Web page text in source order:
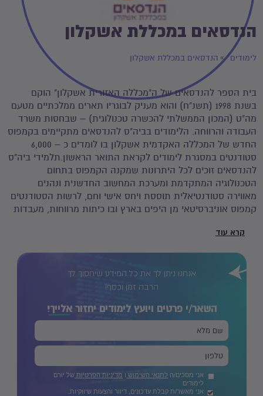
הנדסאים במכללת אשקלון
לימודים הנדסאים במכללת אשקלון
בית הספר להנדסאים של ה"מכללה האזורית אשקלון" הוקם
בשנת 1998 (תשנ"ח) והוא מעניק לבוגריו תארים ממלכתיים מטעם
מה"ט (המכון הממשלתי להכשרה טכנולוגית) – שבחסות משרד
העבודה והרווחה. הלימודים בביה"ס להנדסאים מתקיימים בקמפוס
החדש של המכללה האקדמית אשקלון בו לומדים כ – 6,000
סטודנטים במסגרת לימודים לקראת התואר הראשון.תלמידי ביה"ס
להנדסאים זוכים לכל היתרונות שמקנה הקמפוס בתחום
הטכנולוגיה המתקדמת ומערכת המחשוב החדשנית ונהנים
מאווירה סטודנטיאלית תוססת ויחס אישי וחם, לרשות הסטודנטים
קמפוס אוניברסיטאי מן היפים בארץ ובו כיתות מרווחות, מעבדות
קרא עוד
אנחנו ניתן לך את כל המידע שיחסוך לך
הרבה זמן וכסף!
השאר/י פרטים ויועץ לימודים יחזוראלייך!
אני מסכים/ה לתנאי השימוש ו מדיניות הפרטיות של יורם
לימודים
אני מאשר/ת קבלת עדכונים, דיוור והצעות שיווקיות.